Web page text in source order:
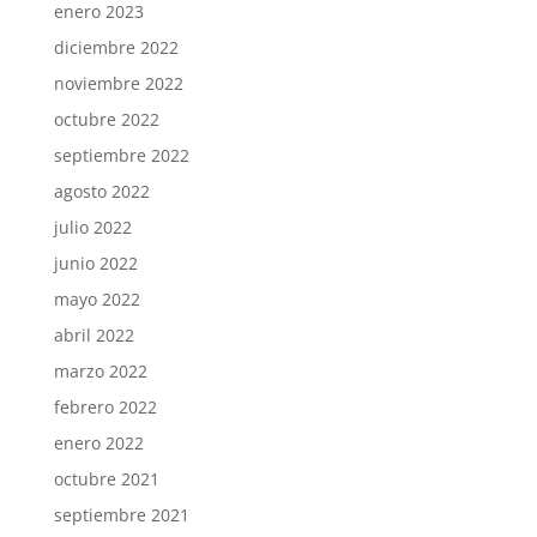
enero 2023
diciembre 2022
noviembre 2022
octubre 2022
septiembre 2022
agosto 2022
julio 2022
junio 2022
mayo 2022
abril 2022
marzo 2022
febrero 2022
enero 2022
octubre 2021
septiembre 2021